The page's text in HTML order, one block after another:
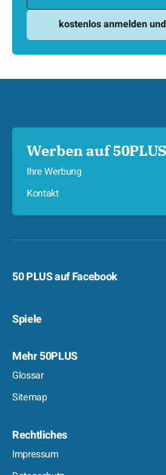
Werben auf 50PLUS
Spiele
Mehr 50PLUS
Rechtliches